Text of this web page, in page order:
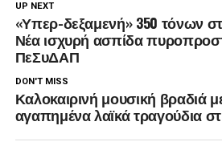
UP NEXT
«Υπερ-δεξαμενή» 350 τόνων
Νέα ισχυρή ασπίδα
ΠεΣυΔΑΠ
DON'T MISS
Καλοκαιρινή μουσική βραδιά
αγαπημένα λαϊκά τραγούδια